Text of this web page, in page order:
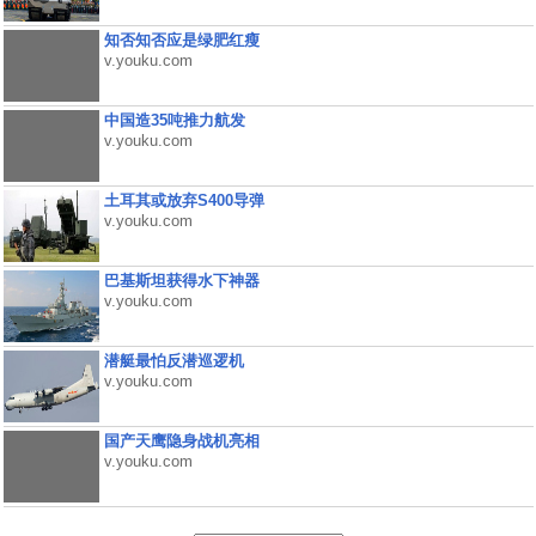
知否知否应是绿肥红瘦
v.youku.com
中国造35吨推力航发
v.youku.com
土耳其或放弃S400导弹
v.youku.com
巴基斯坦获得水下神器
v.youku.com
潜艇最怕反潜巡逻机
v.youku.com
国产天鹰隐身战机亮相
v.youku.com